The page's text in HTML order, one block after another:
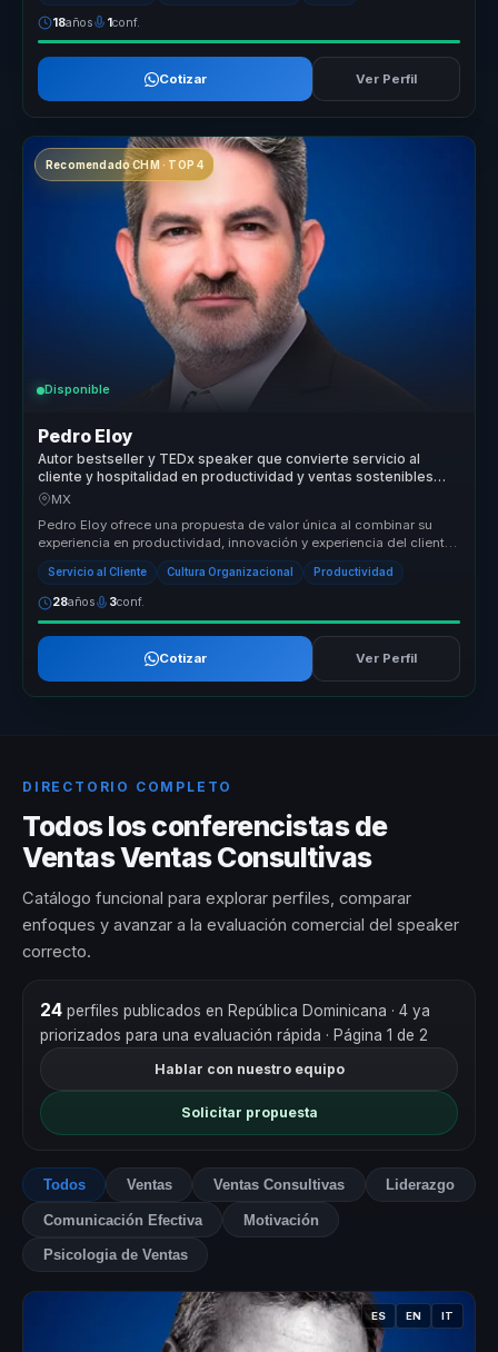
18años 1conf.
Cotizar Ver Perfil
Recomendado CHM · TOP 4
Disponible
Pedro Eloy
Autor bestseller y TEDx speaker que convierte servicio al
cliente y hospitalidad en productividad y ventas sostenibles
para empresas.
MX
Pedro Eloy ofrece una propuesta de valor única al combinar su
experiencia en productividad, innovación y experiencia del cliente
con un e...
Servicio al Cliente Cultura Organizacional Productividad
28años 3conf.
Cotizar Ver Perfil
DIRECTORIO COMPLETO
Todos los conferencistas de
Ventas Ventas Consultivas
Catálogo funcional para explorar perfiles, comparar
enfoques y avanzar a la evaluación comercial del speaker
correcto.
24perfiles publicados en República Dominicana · 4 ya
priorizados para una evaluación rápida · Página 1 de 2
Hablar con nuestro equipo
Solicitar propuesta
Todos Ventas Ventas Consultivas Liderazgo
Comunicación Efectiva Motivación
Psicologia de Ventas
ES EN IT